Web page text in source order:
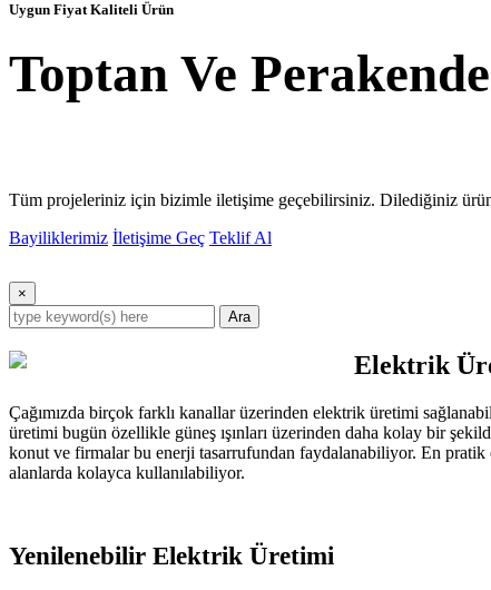
Uygun Fiyat Kaliteli Ürün
Toptan Ve
Tüm projeleriniz için bizimle iletişime geçebilirsiniz. Dilediğiniz
Bayiliklerimiz İletişime Geç Teklif Al
×
Ara
Elektrik
Çağımızda birçok farklı kanallar üzerinden elektrik üretimi
üretimi bugün özellikle güneş ışınları üzerinden daha kolay bir
konut ve firmalar bu enerji tasarrufundan faydalanabiliyor. En
alanlarda kolayca kullanılabiliyor.
Yenilenebilir Elektrik Üretimi